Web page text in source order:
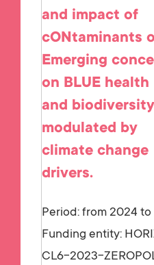
and impact of
cONtaminants
Emerging
on BLUE health
and biodiversity
modulated by
climate change
drivers.
Period: from 2024
Funding entity:
CL6-2023-